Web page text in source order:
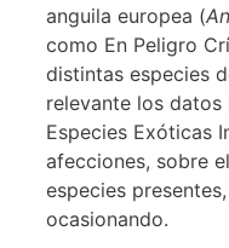
anguila europea (
como En Peligro
distintas especies
relevante los
Especies Exóticas
afecciones, sobre
especies
ocasionando.